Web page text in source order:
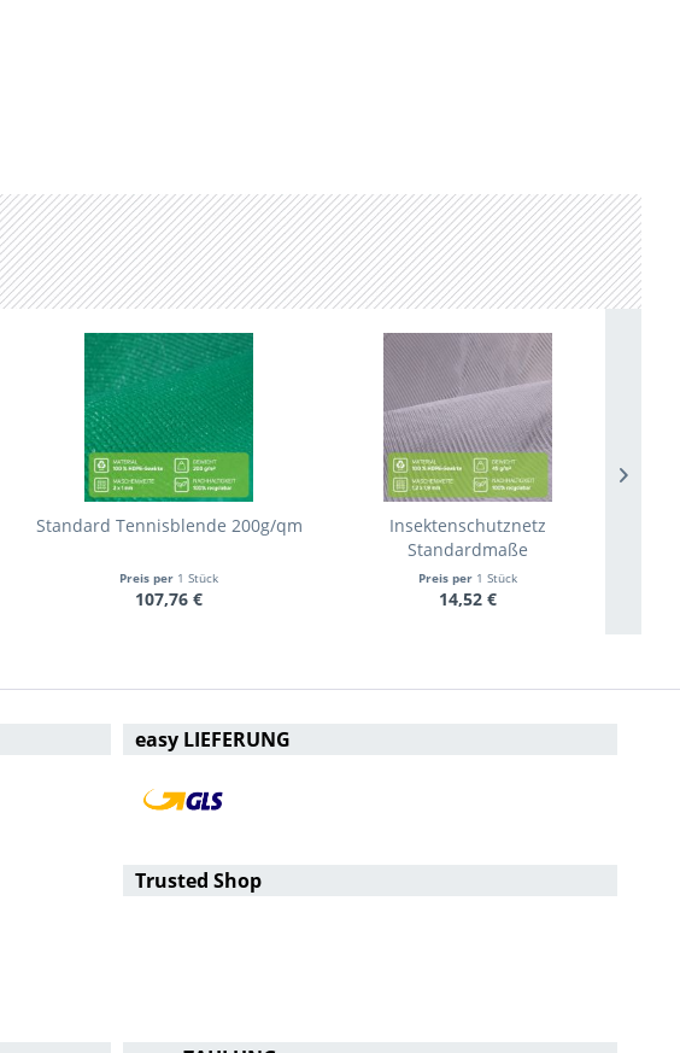
Standard Tennisblende 200g/qm
Preis per 1 Stück
107,76 €
Insektenschutznetz
Standardmaße
Preis per 1 Stück
14,52 €
easy LIEFERUNG
Trusted Shop